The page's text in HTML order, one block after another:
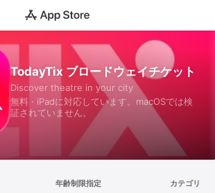
TodayTix ブロードウェイチケット
Discover theatre in your city
無料 · iPadに対応しています。macOSでは検
証されていません。
年齢制限指定 カテゴリ